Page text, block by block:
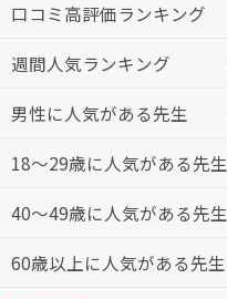
口コミ高評価ランキング
週間人気ランキング
男性に人気がある先生
18～29歳に人気がある先生
40～49歳に人気がある先生
60歳以上に人気がある先生